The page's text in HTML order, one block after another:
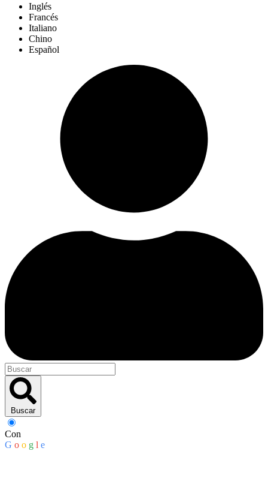
Inglés
Francés
Italiano
Chino
Español
Buscar
Con
G o o g l e